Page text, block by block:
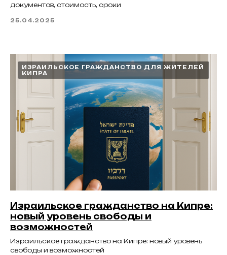
документов, стоимость, сроки
25.04.2025
ИЗРАИЛЬСКОЕ ГРАЖДАНСТВО ДЛЯ ЖИТЕЛЕЙ
КИПРА
Израильское гражданство на Кипре:
новый уровень свободы и
возможностей
Израильское гражданство на Кипре: новый уровень
свободы и возможностей